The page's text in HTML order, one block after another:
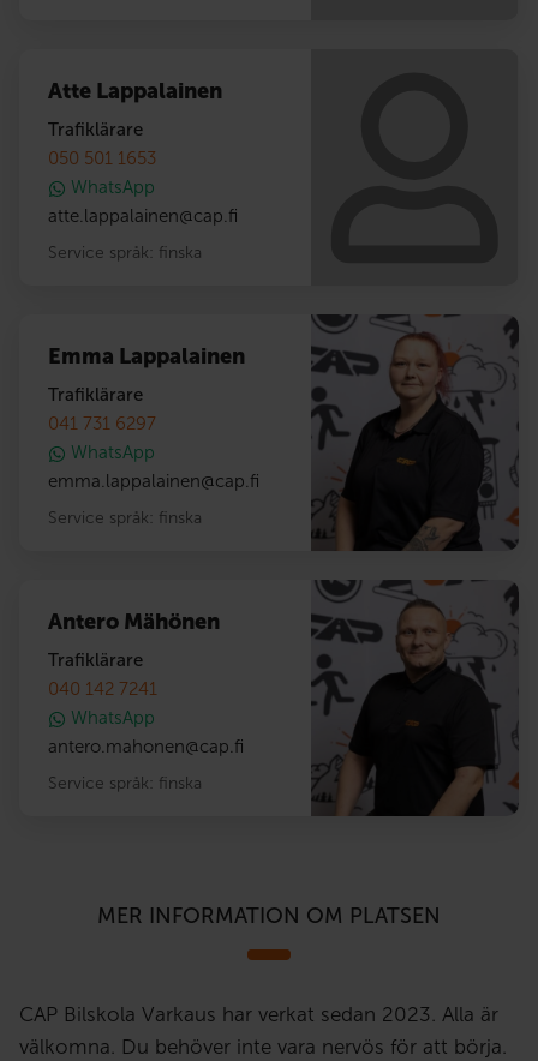
Atte Lappalainen
Trafiklärare
050 501 1653
WhatsApp
atte.lappalainen@cap.fi
Service språk: finska
Emma Lappalainen
Trafiklärare
041 731 6297
WhatsApp
emma.lappalainen@cap.fi
Service språk: finska
Antero Mähönen
Trafiklärare
040 142 7241
WhatsApp
antero.mahonen@cap.fi
Service språk: finska
MER INFORMATION OM PLATSEN
CAP Bilskola Varkaus har verkat sedan 2023. Alla är
välkomna. Du behöver inte vara nervös för att börja.